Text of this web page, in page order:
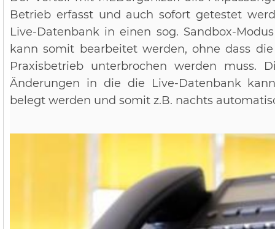
Betrieb erfasst und auch sofort getestet
Live-Datenbank in einen sog. Sandbox-
kann somit bearbeitet werden, ohne dass
Praxisbetrieb unterbrochen werden muss.
Änderungen in die die Live-Datenbank
belegt werden und somit z.B. nachts